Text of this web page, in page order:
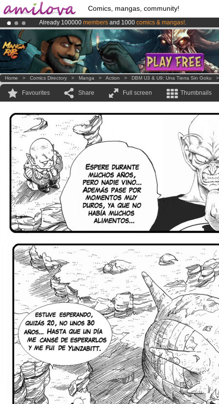
Comics, mangas, community!
Already 100000 members and 1000 comics & mangas!.
AmilovaKickstarter is now LIVE!.
Premium membership from3.95 euros per month !Get membership
Home > Comics Directory > Manga > Action > DBM U3 & U9: Una Tierra Sin Goku
Favourites Share Full screen Thumbnails